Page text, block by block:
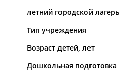
летний городской лагерь
Тип учреждения
Возраст детей, лет
Дошкольная подготовка